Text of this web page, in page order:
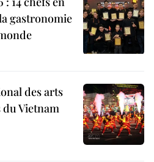
gastronomie
des arts
Vietnam